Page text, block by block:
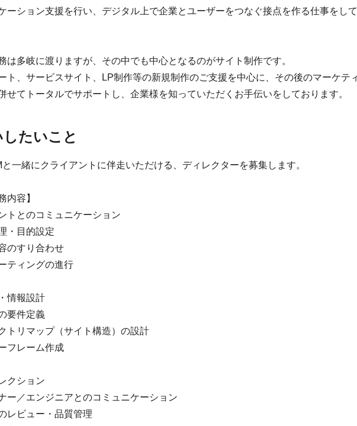
ーション支援を行い、デジタル上で企業とユーザーをつなぐ接点を作る仕事をし
は多岐に渡りますが、その中でも中心となるのがサイト制作です。
ト、サービスサイト、LP制作等の新規制作のご支援を中心に、その後のマーケテ
せてトータルでサポートし、企業様を知っていただくお手伝いをしております。
たいこと
一緒にクライアントに伴走いただける、ディレクターを募集します。
内容】
トとのコミュニケーション
・目的設定
のすり合わせ
ティングの進行
情報設計
要件定義
トリマップ（サイト構造）の設計
フレーム作成
クション
ー／エンジニアとのコミュニケーション
レビュー・品質管理